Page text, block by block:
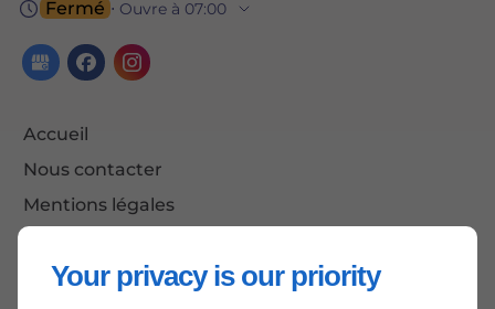
Your privacy is our priority
Fermé ⋅ Ouvre à 07:00
Accueil
Nous contacter
Mentions légales